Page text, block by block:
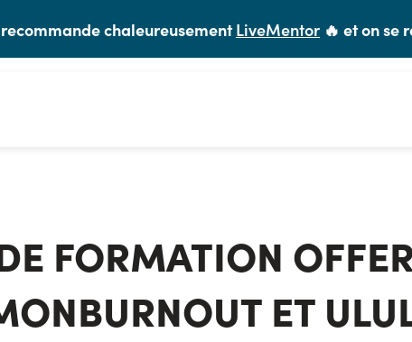
chaleureusementLiveMentor 🔥 et on se
FORMATION
ET